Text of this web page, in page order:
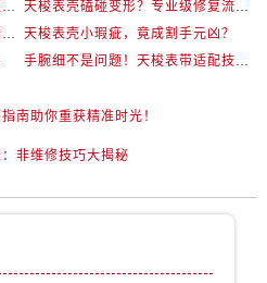
天梭表盘有划痕？这些方法你一定要试试！
天梭表壳磕碰变形？专业级修复流程大公开
水汽入侵导致天梭生锈？专业级修复思路大公开
天梭表壳小瑕疵，竟成割手元凶？
手腕细不是问题！天梭表带适配技巧一次讲透
南助你重获精准时光！
非维修技巧大揭秘